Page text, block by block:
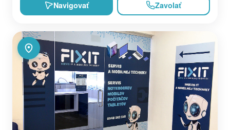
Navigovať Zavolať